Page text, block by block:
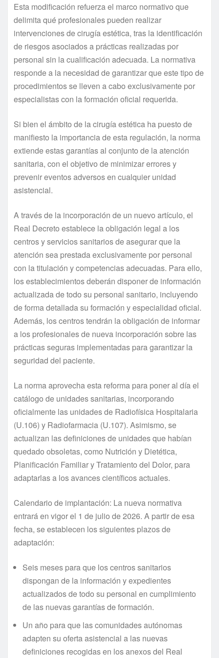
Esta modificación refuerza el marco normativo que
delimita qué profesionales pueden realizar
intervenciones de cirugía estética, tras la identificación
de riesgos asociados a prácticas realizadas por
personal sin la cualificación adecuada. La normativa
responde a la necesidad de garantizar que este tipo de
procedimientos se lleven a cabo exclusivamente por
especialistas con la formación oficial requerida.
Si bien el ámbito de la cirugía estética ha puesto de
manifiesto la importancia de esta regulación, la norma
extiende estas garantías al conjunto de la atención
sanitaria, con el objetivo de minimizar errores y
prevenir eventos adversos en cualquier unidad
asistencial.
A través de la incorporación de un nuevo artículo, el
Real Decreto establece la obligación legal a los
centros y servicios sanitarios de asegurar que la
atención sea prestada exclusivamente por personal
con la titulación y competencias adecuadas. Para ello,
los establecimientos deberán disponer de información
actualizada de todo su personal sanitario, incluyendo
de forma detallada su formación y especialidad oficial.
Además, los centros tendrán la obligación de informar
a los profesionales de nueva incorporación sobre las
prácticas seguras implementadas para garantizar la
seguridad del paciente.
La norma aprovecha esta reforma para poner al día el
catálogo de unidades sanitarias, incorporando
oficialmente las unidades de Radiofísica Hospitalaria
(U.106) y Radiofarmacia (U.107). Asimismo, se
actualizan las definiciones de unidades que habían
quedado obsoletas, como Nutrición y Dietética,
Planificación Familiar y Tratamiento del Dolor, para
adaptarlas a los avances científicos actuales.
Calendario de implantación: La nueva normativa
entrará en vigor el 1 de julio de 2026. A partir de esa
fecha, se establecen los siguientes plazos de
adaptación:
Seis meses para que los centros sanitarios
dispongan de la información y expedientes
actualizados de todo su personal en cumplimiento
de las nuevas garantías de formación.
Un año para que las comunidades autónomas
adapten su oferta asistencial a las nuevas
definiciones recogidas en los anexos del Real